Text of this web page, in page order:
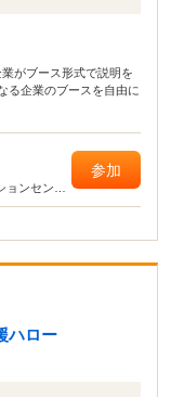
がブース形式で説明を
る企業のブースを自由に
ンセンタ
参加
ハロー